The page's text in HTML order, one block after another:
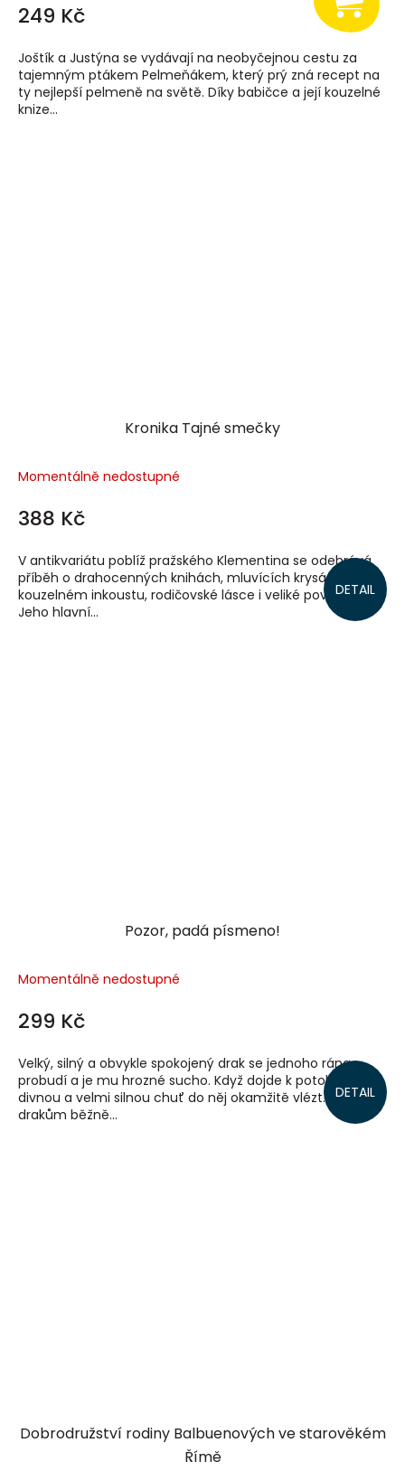
249 Kč
Joštík a Justýna se vydávají na neobyčejnou cestu za
tajemným ptákem Pelmeňákem, který prý zná recept na
ty nejlepší pelmeně na světě. Díky babičce a její kouzelné
knize...
Kronika Tajné smečky
Momentálně nedostupné
388 Kč
DETAIL
V antikvariátu poblíž pražského Klementina se odehrává
příběh o drahocenných knihách, mluvících krysách,
kouzelném inkoustu, rodičovské lásce i veliké povodni.
Jeho hlavní...
Pozor, padá písmeno!
Momentálně nedostupné
299 Kč
DETAIL
Velký, silný a obvykle spokojený drak se jednoho rána
probudí a je mu hrozné sucho. Když dojde k potoku, má
divnou a velmi silnou chuť do něj okamžitě vlézt. To se
drakům běžně...
Dobrodružství rodiny Balbuenových ve starověkém
Římě